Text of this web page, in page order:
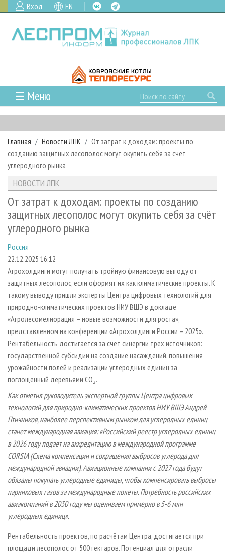
Вход EN
☰ Меню
ГЛАВНАЯ
РУБРИКИ И ТЕМЫ
РУБРИКИ ЖУРНАЛА
ЛЕСНОЕ ХОЗЯЙСТВО
ЛЕСОЗАГОТОВКА
ЛЕСОПИЛЕНИЕ
ДЕРЕВООБРАБОТКА
СУШКА ДРЕВЕСИНЫ
ПРОИЗВОДСТВО ДРЕВЕСНЫХ ПЛИТ
ДЕРЕВЯННОЕ ДОМОСТРОЕНИЕ
ПРОИЗВОДСТВО МЕБЕЛИ
БИОЭНЕРГЕТИКА
ЦБП
ИНСТРУМЕНТ И МАТЕРИАЛЫ
НОВОСТИ
КАЛЕНДАРЬ СОБЫТИЙ
НОВОСТИ ЛПК
НОВОСТИ ЖУРНАЛА
НОВОСТИ КОМПАНИЙ
ПРОЕКТЫ ЛПИ
АНАЛИТИКА
ПРЕДПРИЯТИЯ ЛПК
ЛЕСНЫЕ РЕГИОНЫ РОССИИ
ПЕРСОНЫ
МОБИЛЬНЫЕ ВЫСТАВКИ
ПРИОРИТЕТНЫЕ ИНВЕСТПРОЕКТЫ
RUSSIAN FORESTRY REVIEW
ГАЗЕТА ЛЕСПРОМФОРУМ
БИБЛИОТЕКА СПЕЦИАЛИСТА
АРХИВ
АРХИВ ЖУРНАЛОВ
СТАТЬИ
О ЖУРНАЛЕ
ПОДПИСКА
КОНТАКТЫ
РЕКЛАМОДАТЕЛЯМ
РЕКЛАМА
РЕКЛАМА НА САЙТЕ
Главная Новости ЛПК
От затрат к доходам: проекты по
созданию защитных лесополос могут окупить себя за счёт
углеродного рынка
НОВОСТИ ЛПК
От затрат к доходам: проекты по созданию
защитных лесополос могут окупить себя за счёт
углеродного рынка
Россия
22.12.2025 16:12
Агрохолдинги могут получать тройную финансовую выгоду от
защитных лесополос, если оформят их как климатические проекты. К
такому выводу пришли эксперты Центра цифровых технологий для
природно-климатических проектов НИУ ВШЭ в докладе
«Агролесомелиорация – новые возможности для роста»,
представленном на конференции «Агрохолдинги России – 2025».
Рентабельность достигается за счёт синергии трёх источников:
государственной субсидии на создание насаждений, повышения
урожайности полей и реализации углеродных единиц за
поглощённый деревьями CO₂.
Как отметил руководитель экспертной группы Центра цифровых
технологий для природно-климатических проектов НИУ ВШЭ Андрей
Птичников, наиболее перспективным рынком для углеродных единиц
станет международная авиация: «Российский реестр углеродных единиц
в 2026 году подает на аккредитацию в международной программе
CORSIA (Схема компенсации и сокращения выбросов углерода для
международной авиации). Авиационные компании с 2027 года будут
обязаны покупать углеродные единицы, чтобы компенсировать выбросы
парниковых газов за международные полеты. Потребность российских
авиакомпаний в 2030 году мы оцениваем примерно в 5-6 млн
углеродных единиц».
Рентабельность проектов, по расчётам Центра, достигается при
площади лесополос от 500 гектаров. Потенциал для отрасли